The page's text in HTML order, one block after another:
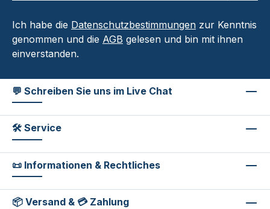
Ich habe die Datenschutzbestimmungen zur Kenntnis
genommen und die AGB gelesen und bin mit ihnen
einverstanden.
💬 Schreiben Sie uns im Live Chat
🛠 Service
📜 Informationen & Rechtliches
📦 Versand & 💳 Zahlung